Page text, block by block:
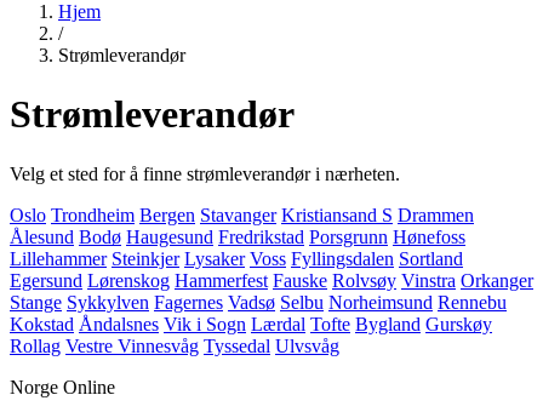
Hjem
/
Strømleverandør
Strømleverandør
Velg et sted for å finne strømleverandør i nærheten.
Oslo Trondheim Bergen Stavanger Kristiansand S Drammen
Ålesund Bodø Haugesund Fredrikstad Porsgrunn Hønefoss
Lillehammer Steinkjer Lysaker Voss Fyllingsdalen Sortland
Egersund Lørenskog Hammerfest Fauske Rolvsøy Vinstra Orkanger
Stange Sykkylven Fagernes Vadsø Selbu Norheimsund Rennebu
Kokstad Åndalsnes Vik i Sogn Lærdal Tofte Bygland Gurskøy
Rollag Vestre Vinnesvåg Tyssedal Ulvsvåg
Norge Online